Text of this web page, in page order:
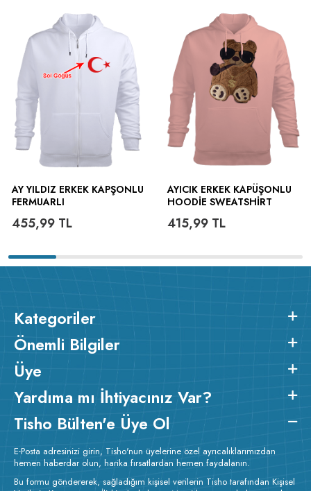
AY YILDIZ ERKEK KAPŞONLU
FERMUARLI
455,99 TL
AYICIK ERKEK KAPÜŞONLU
HOODIE SWEATSHIRT
415,99TL
Kategoriler
Önemli Bilgiler
Üye
Yardıma mı İhtiyacınız Var?
Tisho Bülten'e Üye Ol
E-Posta adresinizi girin, Tisho'nun üyelerine özel ayrıcalıklarımızdan
hemen haberdar olun, harika fırsatlardan hemen faydalanın.
Bu formu göndererek, sağladığım kişisel verilerin Tisho tarafından Kişisel